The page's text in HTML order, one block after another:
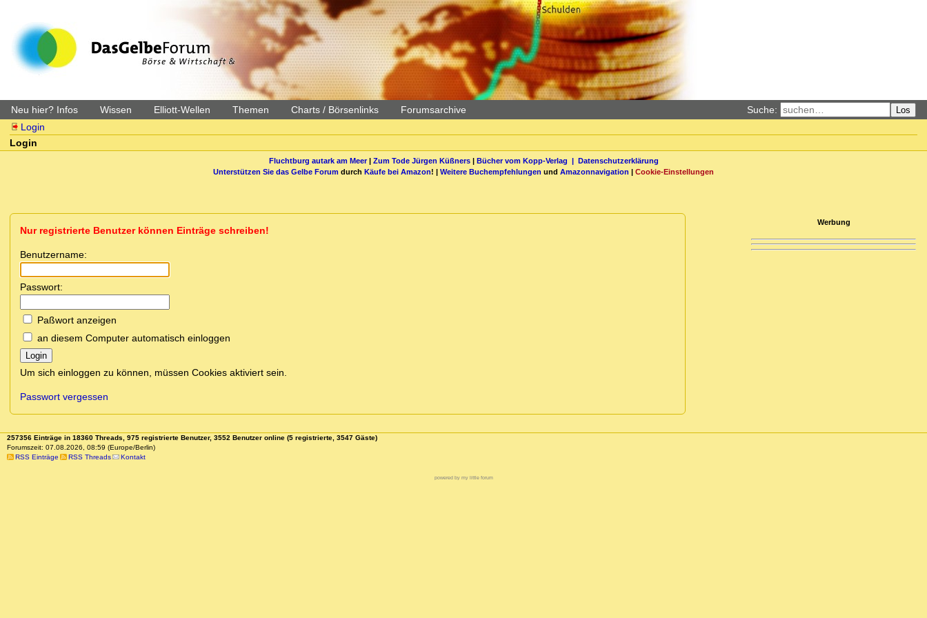
Neu hier? Infos Wissen Elliott-Wellen Themen Charts / Börsenlinks Forumsarchive Suche: Los
Login
Login
Fluchtburg autark am Meer| Zum Tode Jürgen Küßners| Bücher vom Kopp-Verlag | Datenschutzerklärung
Unterstützen Sie das Gelbe Forum durch Käufe bei Amazon! | Weitere Buchempfehlungen und Amazonnavigation | Cookie-Einstellungen
Nur registrierte Benutzer können Einträge schreiben!
Benutzername:
Passwort:
Paßwort anzeigen
an diesem Computer automatisch einloggen
Login
Um sich einloggen zu können, müssen Cookies aktiviert sein.
Passwort vergessen
Werbung
257356 Einträge in 18360 Threads, 975 registrierte Benutzer, 3552 Benutzer online (5 registrierte, 3547 Gäste)
Forumszeit: 07.08.2026, 08:59 (Europe/Berlin)
RSS Einträge
RSS Threads Kontakt
powered by my little forum